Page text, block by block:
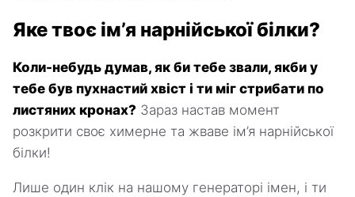
Яке твоє ім’я нарнійської білки?
Коли-небудь думав, як би тебе звали, якби у
тебе був пухнастий хвіст і ти міг стрибати по
листяних кронах? Зараз настав момент
розкрити своє химерне та жваве ім’я нарнійської
білки!
Лише один клік на нашому генераторі імен, і ти